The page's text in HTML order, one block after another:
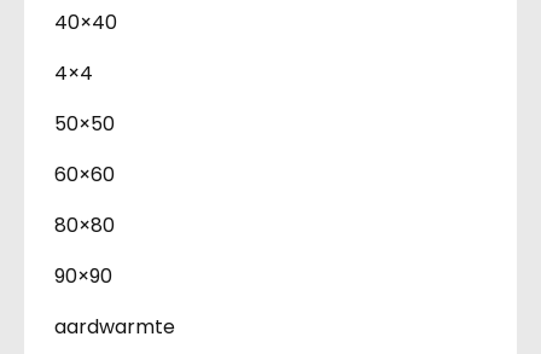
40×40
4×4
50×50
60×60
80×80
90×90
aardwarmte